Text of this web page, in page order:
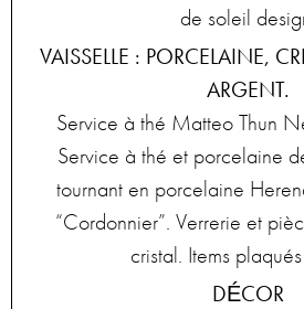
de soleil
VAISSELLE : PORCELAINE,
ARGENT.
Service à thé Matteo Thun
Service à thé et porcelaine
tournant en porcelaine
“Cordonnier”. Verrerie et
cristal. Items
DÉCOR